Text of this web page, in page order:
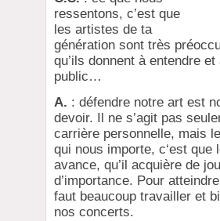
ressentons, c’est que
les artistes de ta
génération sont très
qu’ils donnent à entendre
public…
A. : défendre notre art est
devoir. Il ne s’agit pas
carrière personnelle, mais
qui nous importe, c‘est que
avance, qu’il acquière de
d’importance. Pour
faut beaucoup travailler et
nos concerts.